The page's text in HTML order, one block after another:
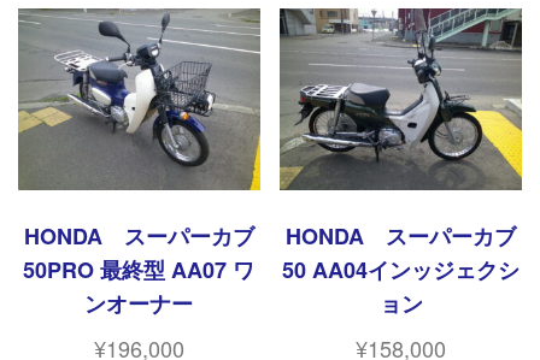
HONDA スーパーカブ
50PRO 最終型 AA07 ワ
ンオーナー
¥196,000
HONDA スーパーカブ
50 AA04インッジェクシ
ョン
¥158,000